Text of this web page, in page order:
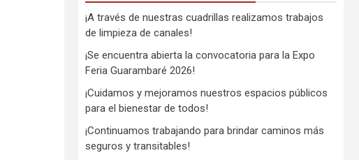
¡A través de nuestras cuadrillas realizamos trabajos
de limpieza de canales!
¡Se encuentra abierta la convocatoria para la Expo
Feria Guarambaré 2026!
¡Cuidamos y mejoramos nuestros espacios públicos
para el bienestar de todos!
¡Continuamos trabajando para brindar caminos más
seguros y transitables!